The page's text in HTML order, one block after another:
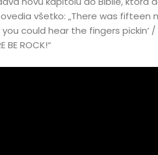
všetko: „There was fifteen
could hear the fingers pickin‘
BE ROCK!“